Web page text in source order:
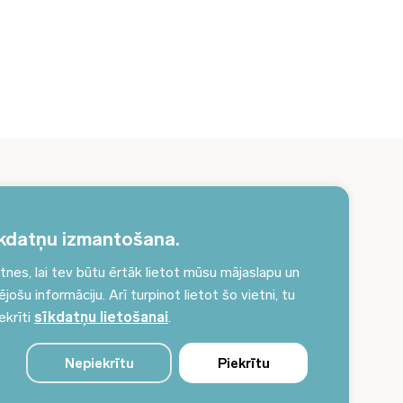
izmantošana.
lai tev būtu ērtāk lietot mūsu mājaslapu un
informāciju. Arī turpinot lietot šo vietni, tu
sīkdatņu lietošanai.
Nepiekrītu Piekrītu
savā e-pastā!
Pieteikties jaunumiem